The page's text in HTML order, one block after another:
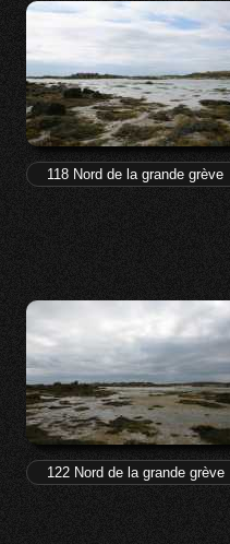
118 Nord de la grande grève
122 Nord de la grande grève